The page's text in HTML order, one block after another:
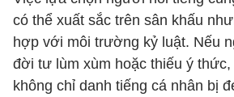
có thể xuất sắc trên sân khấu
hợp với môi trường kỷ luật. Nếu
đời tư lùm xùm hoặc thiếu ý thức,
không chỉ danh tiếng cá nhân bị